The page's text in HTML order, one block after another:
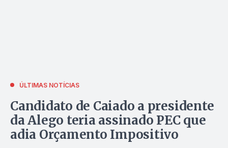
ÚLTIMAS NOTÍCIAS
Candidato de Caiado a presidente
da Alego teria assinado PEC que
adia Orçamento Impositivo